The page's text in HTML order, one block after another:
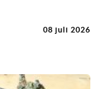
08 juli 2026